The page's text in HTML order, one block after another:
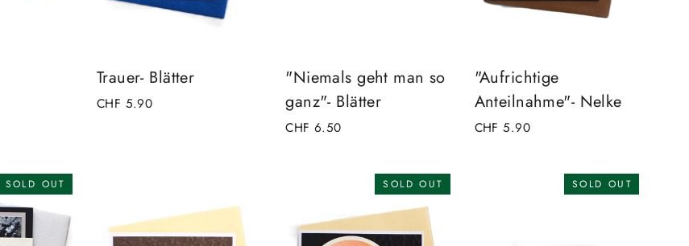
Trauer- Blätter
CHF 5.90
"Niemals geht man so
ganz"- Blätter
CHF 6.50
"Aufrichtige
Anteilnahme"- Nelke
CHF 5.90
SOLD OUT SOLD OUT SOLD OUT